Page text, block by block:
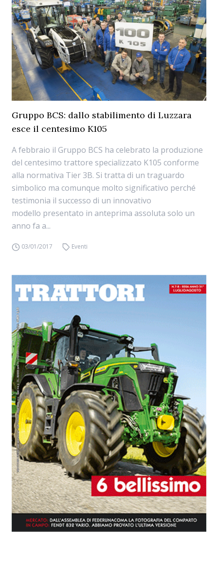
Gruppo BCS: dallo stabilimento di Luzzara
esce il centesimo K105
A febbraio il Gruppo BCS ha celebrato la produzione
del centesimo trattore specializzato K105 conforme
alla normativa Tier 3B. Si tratta di un traguardo
simbolico ma comunque molto significativo perché
testimonia il successo di un innovativo
modello presentato in anteprima assoluta solo un
anno fa a...
03/01/2017 Eventi